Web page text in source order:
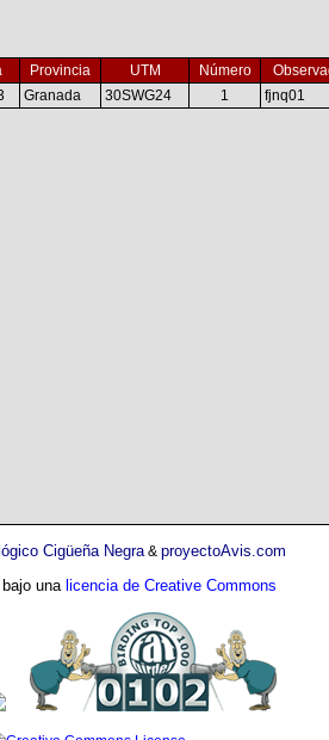
Provincia UTM Número
Granada 30SWG24 1 fjnq01
Cigüeña Negra& proyectoAvis.com
una licencia de Creative Commons